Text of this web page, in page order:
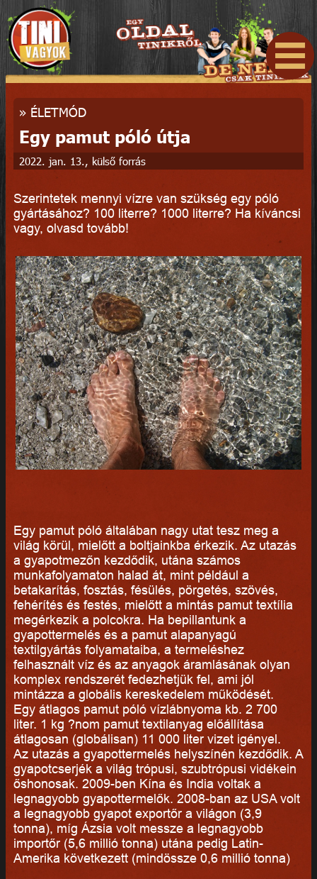
» ÉLETMÓD
Egy pamut póló útja
2022. jan. 13., külső forrás
Szerintetek mennyi vízre van szükség egy póló
gyártásához? 100 literre? 1000 literre? Ha kíváncsi
vagy, olvasd tovább!
Egy pamut póló általában nagy utat tesz meg a
világ körül, mielőtt a boltjainkba érkezik. Az utazás
a gyapotmezőn kezdődik, utána számos
munkafolyamaton halad át, mint például a
betakarítás, fosztás, fésülés, pörgetés, szövés,
fehérítés és festés, mielőtt a mintás pamut textília
megérkezik a polcokra. Ha bepillantunk a
gyapottermelés és a pamut alapanyagú
textilgyártás folyamataiba, a termeléshez
felhasznált víz és az anyagok áramlásának olyan
komplex rendszerét fedezhetjük fel, ami jól
mintázza a globális kereskedelem működését.
Egy átlagos pamut póló vízlábnyoma kb. 2 700
liter. 1 kg ?nom pamut textilanyag előállítása
átlagosan (globálisan) 11 000 liter vizet igényel.
Az utazás a gyapottermelés helyszínén kezdődik. A
gyapotcserjék a világ trópusi, szubtrópusi vidékein
őshonosak. 2009-ben Kína és India voltak a
legnagyobb gyapottermelők. 2008-ban az USA volt
a legnagyobb gyapot exportőr a világon (3,9
tonna), míg Ázsia volt messze a legnagyobb
importőr (5,6 millió tonna) utána pedig Latin-
Amerika következett (mindössze 0,6 millió tonna)